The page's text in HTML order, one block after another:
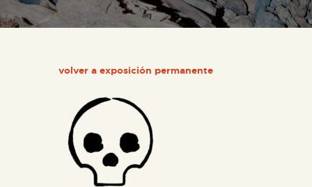
COLECCIONES
DIDÁCTICA
ESPAÑOL
PREPARAR LA VISITA
volver a exposición permanente